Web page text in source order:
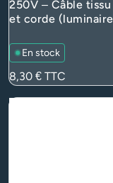
250V – Câble
et corde
En stock
Prix
8,30 € TTC